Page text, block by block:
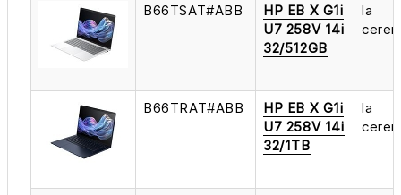
B66TSAT#ABB
HP EB X G1i
U7 258V 14i
32/512GB
la
B66TRAT#ABB
HP EB X G1i
U7 258V 14i
32/1TB
la